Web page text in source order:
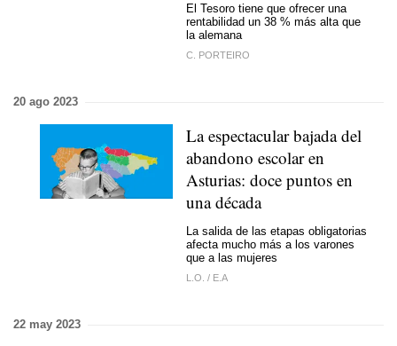
El Tesoro tiene que ofrecer una
rentabilidad un 38 % más alta que
la alemana
C. PORTEIRO
20 ago 2023
La espectacular bajada del
abandono escolar en
Asturias: doce puntos en
una década
La salida de las etapas obligatorias
afecta mucho más a los varones
que a las mujeres
L.O. / E.A
22 may 2023